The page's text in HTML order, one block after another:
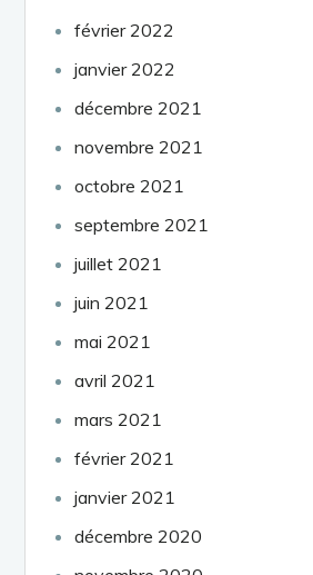
février 2022
janvier 2022
décembre 2021
novembre 2021
octobre 2021
septembre 2021
juillet 2021
juin 2021
mai 2021
avril 2021
mars 2021
février 2021
janvier 2021
décembre 2020